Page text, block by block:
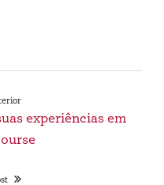
experiências em